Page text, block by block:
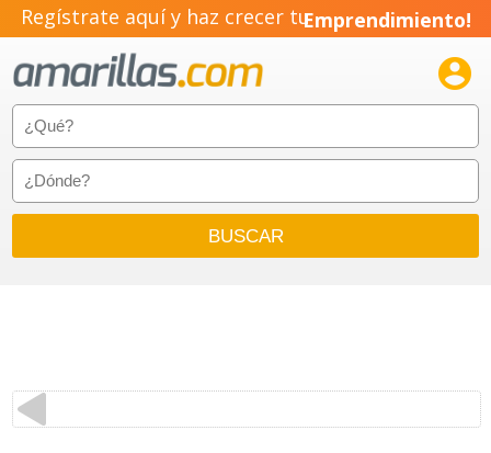
Regístrate aquí y haz crecer tuEmprendimiento!
